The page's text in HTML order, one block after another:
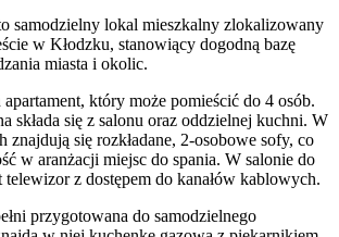
samodzielny lokal mieszkalny zlokalizowany
w Kłodzku, stanowiący dogodną bazę
miasta i okolic.
który może pomieścić do 4 osób.
składa się z salonu oraz oddzielnej kuchni. W
znajdują się rozkładane, 2-osobowe sofy, co
w aranżacji miejsc do spania. W salonie do
z dostępem do kanałów kablowych.
przygotowana do samodzielnego